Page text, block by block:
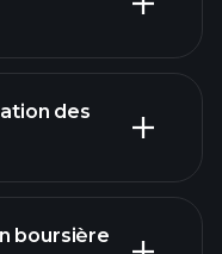
AGRPY
des
boursière